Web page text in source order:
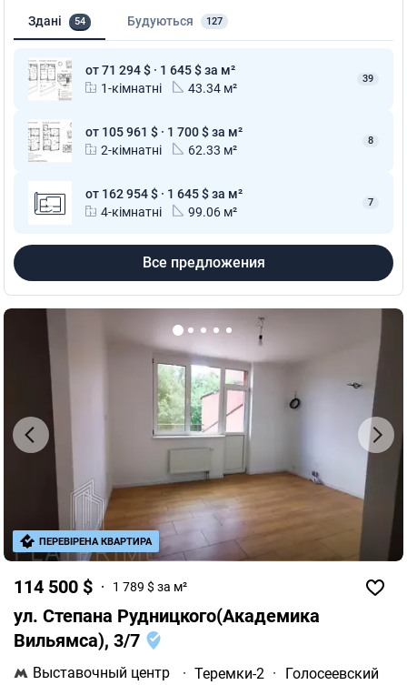
Здані 54 Будуються 127
от 71 294 $ · 1 645 $ за м²
1-кімнатні
43.34 м²
39
от 105 961 $ · 1 700 $ за м²
2-кімнатні
62.33 м²
8
от 162 954 $ · 1 645 $ за м²
4-кімнатні
99.06 м²
7
Все предложения
114 500 $ 1 789 $ за м²
ул. Степана Рудницкого(Академика
Вильямса), 3/7
Выставочный центр · Теремки-2 ·
Голосеевский
ПЕРЕВІРЕНА КВАРТИРА